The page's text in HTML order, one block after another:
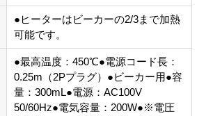
●ヒーターはビーカーの2/3まで加熱
可能です。
●最高温度：450℃●電源コード長：
0.25m（2Pプラグ）●ビーカー用●容
量：300mL●電源：AC100V
50/60Hz●電気容量：200W●※電圧